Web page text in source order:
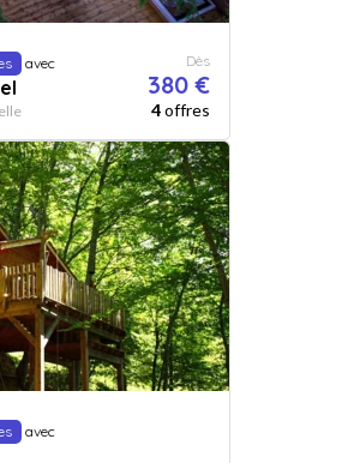
avec Dès
380 €
4offres
avec